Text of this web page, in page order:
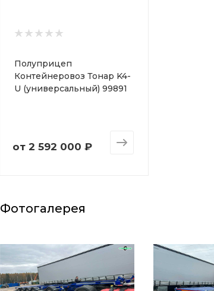
Полуприцеп
Контейнеровоз Тонар K4-
U (универсальный) 99891
от 2 592 000 ₽
Фотогалерея